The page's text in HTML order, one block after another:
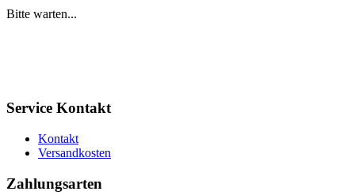
Bitte warten...
Service Kontakt
Kontakt
Versandkosten
Zahlungsarten